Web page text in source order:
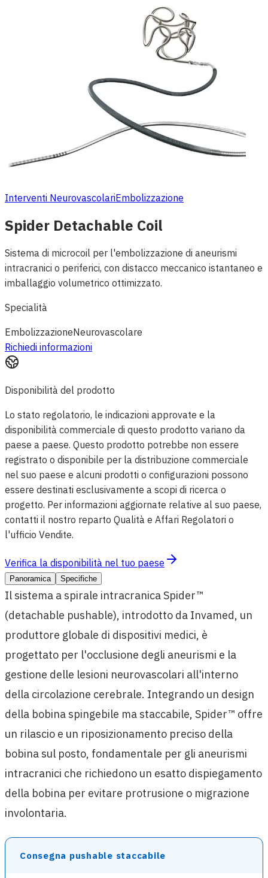
Interventi NeurovascolariEmbolizzazione
Spider Detachable Coil
Sistema di microcoil per l'embolizzazione di aneurismi
intracranici o periferici, con distacco meccanico istantaneo e
imballaggio volumetrico ottimizzato.
Specialità
EmbolizzazioneNeurovascolare
Richiedi informazioni
Disponibilità del prodotto
Lo stato regolatorio, le indicazioni approvate e la
disponibilità commerciale di questo prodotto variano da
paese a paese. Questo prodotto potrebbe non essere
registrato o disponibile per la distribuzione commerciale
nel suo paese e alcuni prodotti o configurazioni possono
essere destinati esclusivamente a scopi di ricerca o
progetto. Per informazioni aggiornate relative al suo paese,
contatti il nostro reparto Qualità e Affari Regolatori o
l'ufficio Vendite.
Verifica la disponibilità nel tuo paese
Panoramica Specifiche
Il sistema a spirale intracranica Spider™
(detachable pushable), introdotto da Invamed, un
produttore globale di dispositivi medici, è
progettato per l'occlusione degli aneurismi e la
gestione delle lesioni neurovascolari all'interno
della circolazione cerebrale. Integrando un design
della bobina spingebile ma staccabile, Spider™ offre
un rilascio e un riposizionamento preciso della
bobina sul posto, fondamentale per gli aneurismi
intracranici che richiedono un esatto dispiegamento
della bobina per evitare protrusione o migrazione
involontaria.
Consegna pushable staccabile